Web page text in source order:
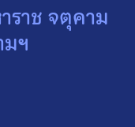
ราช จตุคาม
ฯ